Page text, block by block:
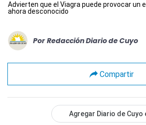
Advierten que el Viagra puede provocar un
ahora desconocido
Por Redacción Diario de Cuyo
Compartir
Agregar Diario de Cuyo